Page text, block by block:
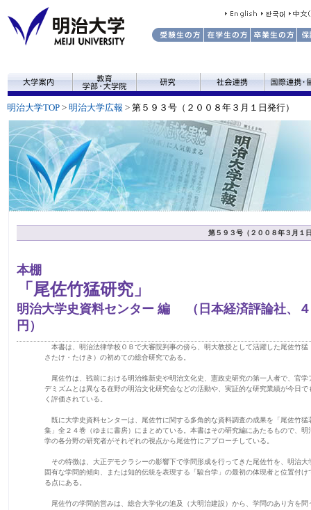
明治大学TOP > 明治大学広報 > 第５９３号（２００８年３月１日発行）
第５９３号（２００８年３月１
本棚
「尾佐竹猛研究」
明治大学史資料センター 編 （日本経済評論社、
円）
本書は、明治法律学校ＯＢで大審院判事の傍ら、明大教授として活躍した尾佐竹猛
さたけ・たけき）の初めての総合研究である。
尾佐竹は、戦前における明治維新史や明治文化史、憲政史研究の第一人者で、官学
デミズムとは異なる在野の明治文化研究会などの活動や、実証的な研究業績が今日で
く評価されている。
既に大学史資料センターは、尾佐竹に関する多角的な資料調査の成果を「尾佐竹猛
集」全２４巻（ゆまに書房）にまとめている。本書はその研究編にあたるもので、明
学の各分野の研究者がそれぞれの視点から尾佐竹にアプローチしている。
その特徴は、大正デモクラシーの影響下で学問形成を行ってきた尾佐竹を、明治大
固有な学問的傾向、または知的伝統を表現する「駿台学」の最初の体現者と位置付け
る点にある。
尾佐竹の学問的営みは、総合大学化の追及（大明治建設）から、学問のあり方を問